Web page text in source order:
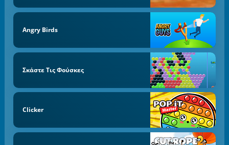
Angry Birds
Σκάστε Τις Φούσκες
Clicker